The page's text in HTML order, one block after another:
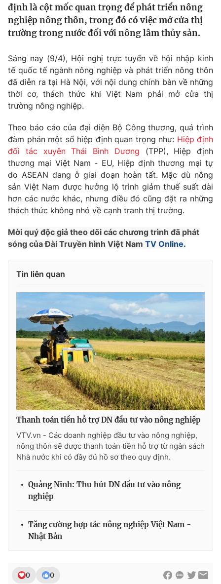
Tin tức
Thế giới đó đây
Câu chuyện quốc tế
Kinh tế
Thị trường
Góc doanh nghiệp
Dữ liệu và đời sống
Truyền hình
Phim VTV
Hậu trường
Nhân vật
Khán giả
Giải sao mai
Giải trí
Điện ảnh
Âm nhạc
Sao
Đời sống
Du lịch
Làm đẹp
Chất lượng cuộc sống
Giáo dục
Tuyển sinh
Học trực tuyến
Công nghệ
Sản phẩm
Tư vấn
Giao lưu trực tuyến
Chuyên mục khác
Emagazine Podcast
Photo Infographic
Video Shorts video
VTV Money VTV Thể thao
VTV Sức khoẻ Bất động sản
Thị trường 24h Tấm lòng Việt
VTV4 Vươn mình bằng AI
Liên hệ tòa soạn
định là cột mốc quan trọng để phát triển nông
nghiệp nông thôn, trong đó có việc mở cửa thị
trường trong nước đối với nông lâm thủy sản.
Sáng nay (9/4), Hội nghị trực tuyến về hội nhập kinh
tế quốc tế ngành nông nghiệp và phát triển nông thôn
đã diễn ra tại Hà Nội, với nội dung chính bàn về những
thời cơ, thách thức khi Việt Nam phải mở cửa thị
trường nông nghiệp.
Theo báo cáo của đại diện Bộ Công thương, quá trình
đàm phán một số hiệp định quan trọng như: Hiệp định
đối tác xuyên Thái Bình Dương (TPP), Hiệp định
thương mại Việt Nam - EU, Hiệp định thương mại tự
do ASEAN đang ở giai đoạn hoàn tất. Mặc dù nông
sản Việt Nam được hưởng lộ trình giảm thuế suất dài
hơn các nước khác, nhưng điều đó cũng đặt ra những
thách thức không nhỏ về cạnh tranh thị trường.
Mời quý độc giả theo dõi các chương trình đã phát
sóng của Đài Truyền hình Việt Nam TV Online.
Tin liên quan
Thanh toán tiền hỗ trợ DN đầu tư vào nông nghiệp
VTV.vn - Các doanh nghiệp đầu tư vào nông nghiệp,
nông thôn sẽ được thanh toán tiền hỗ trợ từ ngân sách
Nhà nước khi có đầy đủ hồ sơ theo quy định.
Quảng Ninh: Thu hút DN đầu tư vào nông
nghiệp
Tăng cường hợp tác nông nghiệp Việt Nam -
Nhật Bản
0 0